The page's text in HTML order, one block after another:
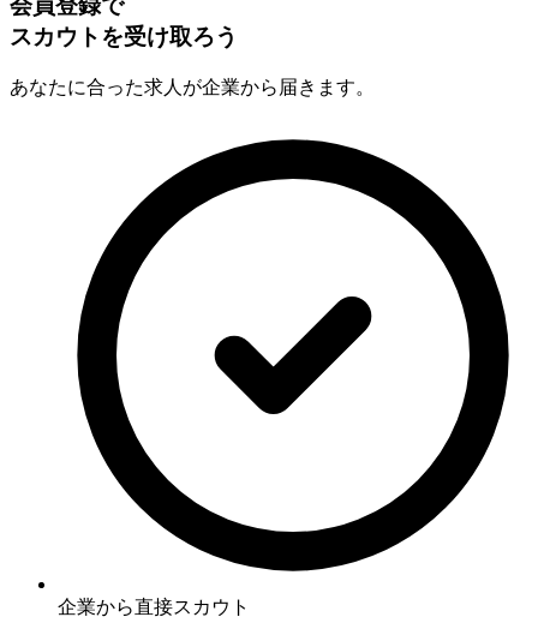
会員登録で
スカウトを受け取ろう
あなたに合った求人が企業から届きます。
企業から直接スカウト